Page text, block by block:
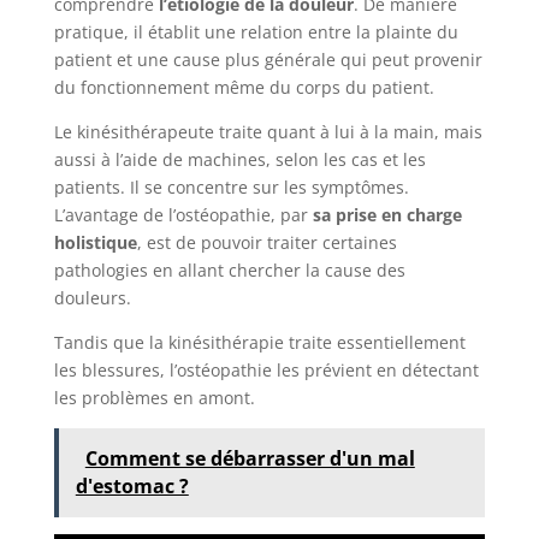
pratique, il établit une relation entre la plainte du
patient et une cause plus générale qui peut provenir
du fonctionnement même du corps du patient.
Le kinésithérapeute traite quant à lui à la main, mais
aussi à l’aide de machines, selon les cas et les
patients. Il se concentre sur les symptômes.
L’avantage de l’ostéopathie, par sa prise en charge
holistique, est de pouvoir traiter certaines
pathologies en allant chercher la cause des
douleurs.
Tandis que la kinésithérapie traite essentiellement
les blessures, l’ostéopathie les prévient en détectant
les problèmes en amont.
Comment se débarrasser d'un mal
d'estomac ?